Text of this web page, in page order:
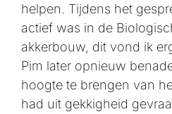
helpen. Tijdens het
actief was in de
akkerbouw, dit vond ik
Pim later opnieuw
hoogte te brengen van
had uit gekkigheid